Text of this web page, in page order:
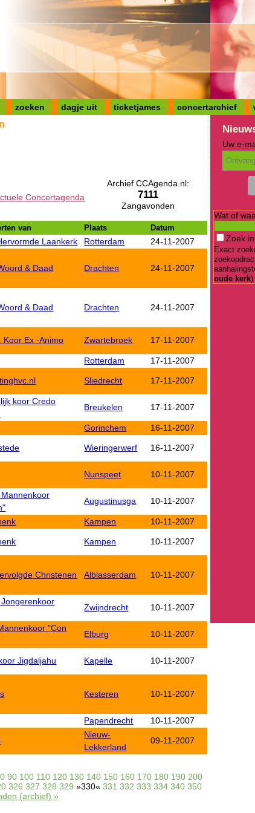
zoeken dagje uit ticketjames concertarchief
Archief CCAgenda.nl:
7111
Zangavonden
Concertagenda
van Plaats Datum
Laankerk Rotterdam
24-11-2007
& Daad Drachten 24-11-2007
& Daad Drachten 24-11-2007
Koor Ex -Animo Zwartebroek 17-11-2007
Rotterdam
17-11-2007
Sliedrecht 17-11-2007
koor Credo
Breukelen 17-11-2007
Gorinchem
16-11-2007
Wieringerwerf 16-11-2007
Nunspeet 10-11-2007
Augustinusga 10-11-2007
Kampen
10-11-2007
Kampen 10-11-2007
Christenen Alblasserdam 10-11-2007
Zwijndrecht 10-11-2007
"Con
Elburg 10-11-2007
Jigdaljahu Kapelle 10-11-2007
Kesteren 10-11-2007
Papendrecht
10-11-2007
Nieuw-
Lekkerland
09-11-2007
90 100 110 120 130 140 150 160 170 180 190 200
326 327 328 329 »330« 331 332 333 334 340 350
(archief) »
Uw e-
Wat of
Zoek
Exact
oude kerk)